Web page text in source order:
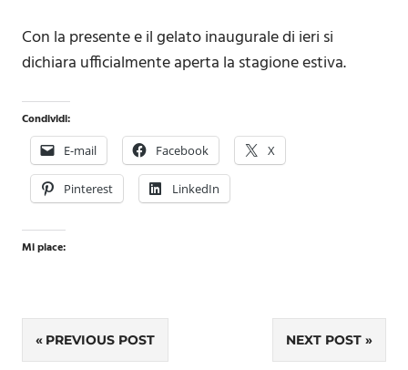
Con la presente e il gelato inaugurale di ieri si
dichiara ufficialmente aperta la stagione estiva.
Condividi:
E-mail Facebook X
Pinterest LinkedIn
Mi piace:
Navigazione
PREVIOUS POST NEXT POST